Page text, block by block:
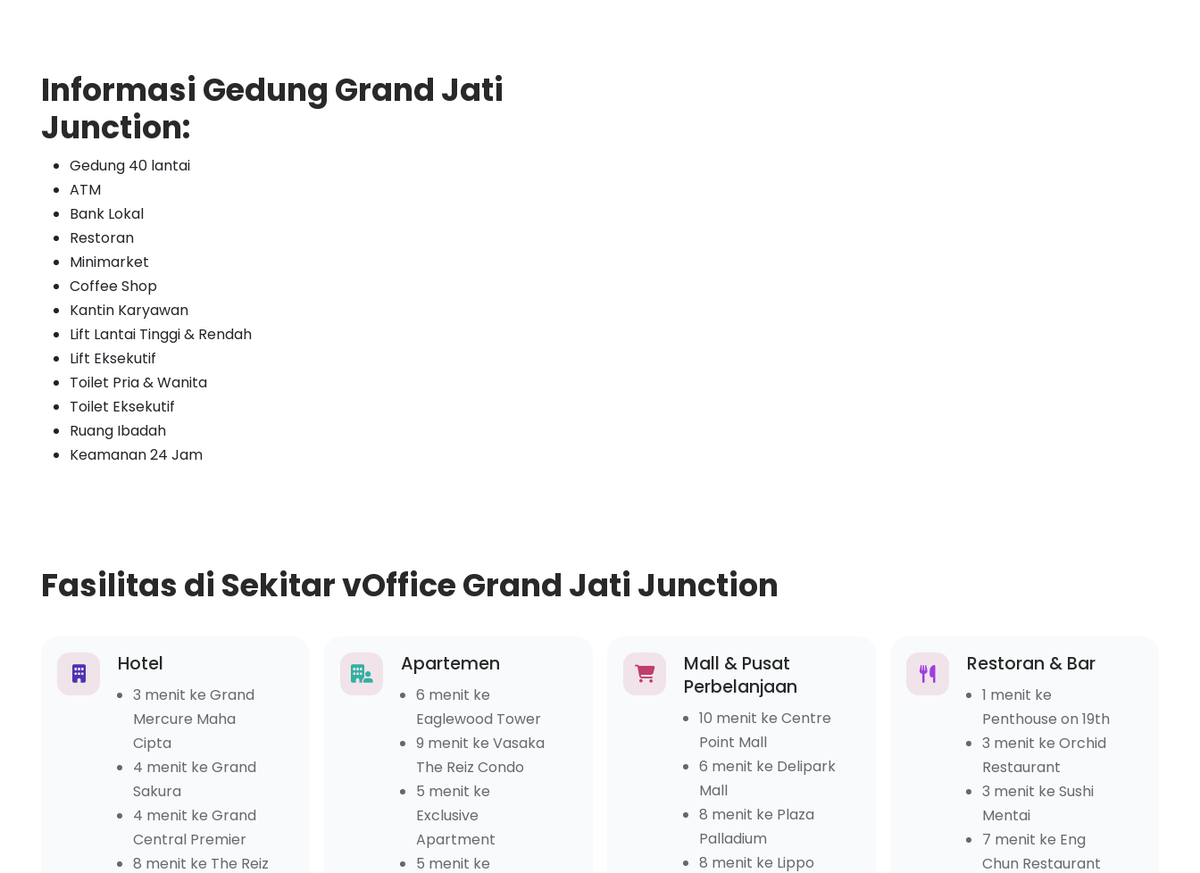
Informasi Gedung Grand Jati
Junction:
Gedung 40 lantai
ATM
Bank Lokal
Restoran
Minimarket
Coffee Shop
Kantin Karyawan
Lift Lantai Tinggi & Rendah
Lift Eksekutif
Toilet Pria & Wanita
Toilet Eksekutif
Ruang Ibadah
Keamanan 24 Jam
Fasilitas di Sekitar vOffice Grand Jati Junction
Hotel
3 menit ke Grand
Mercure Maha
Cipta
4 menit ke Grand
Sakura
4 menit ke Grand
Central Premier
8 menit ke The Reiz
Apartemen
6 menit ke
Eaglewood Tower
9 menit ke Vasaka
The Reiz Condo
5 menit ke
Exclusive
Apartment
5 menit ke
Mall & Pusat
Perbelanjaan
10 menit ke Centre
Point Mall
6 menit ke Delipark
Mall
8 menit ke Plaza
Palladium
8 menit ke Lippo
Restoran & Bar
1 menit ke
Penthouse on 19th
3 menit ke Orchid
Restaurant
3 menit ke Sushi
Mentai
7 menit ke Eng
Chun Restaurant